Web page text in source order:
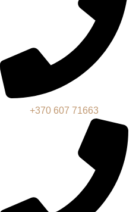
+370 607 71663